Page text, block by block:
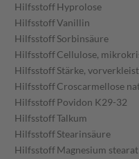
HilfsstoffHyprolose
HilfsstoffVanillin
HilfsstoffSorbinsäure
HilfsstoffCellulose,
HilfsstoffStärke,
HilfsstoffCroscarmellose
HilfsstoffPovidon K29-32
HilfsstoffTalkum
HilfsstoffStearinsäure
HilfsstoffMagnesium stearat